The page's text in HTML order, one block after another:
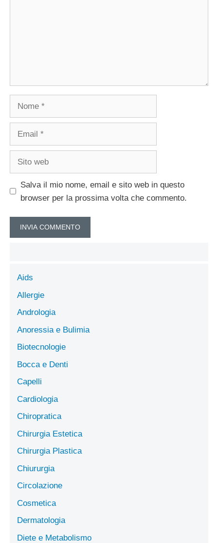
Salva il mio nome, email e sito web in questo
browser per la prossima volta che commento.
Aids
Allergie
Andrologia
Anoressia e Bulimia
Biotecnologie
Bocca e Denti
Capelli
Cardiologia
Chiropratica
Chirurgia Estetica
Chirurgia Plastica
Chiururgia
Circolazione
Cosmetica
Dermatologia
Diete e Metabolismo